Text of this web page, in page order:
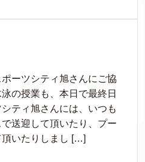
ーツシティ旭さんにご協
の授業も、本日で最終日
ティ旭さんには、いつも
送迎して頂いたり、プー
頂いたりしまし […]